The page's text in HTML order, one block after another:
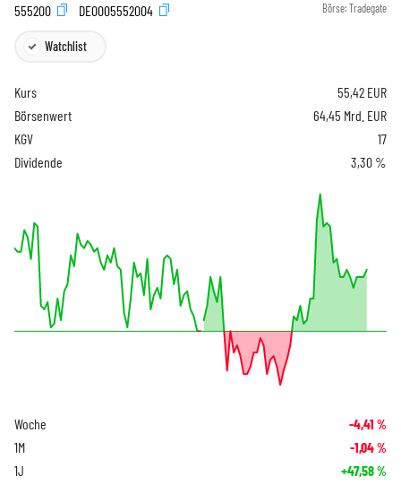
555200
DE0005552004 Börse: Tradegate
Watchlist
Kurs 55,42 EUR
Börsenwert
64,45 Mrd. EUR
KGV
17
Dividende
3,30 %
Woche -4,41 %
1M -1,04%
1J +47,58%